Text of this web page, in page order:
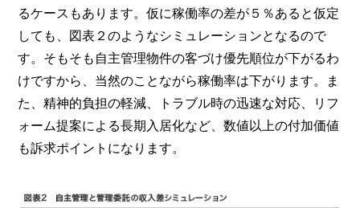
るケースもあります。仮に稼働率の差が５％あると仮定
しても、図表２のようなシミュレーションとなるので
す。そもそも自主管理物件の客づけ優先順位が下がるわ
けですから、当然のことながら稼働率は下がります。ま
た、精神的負担の軽減、トラブル時の迅速な対応、リフ
ォーム提案による長期入居化など、数値以上の付加価値
も訴求ポイントになります。